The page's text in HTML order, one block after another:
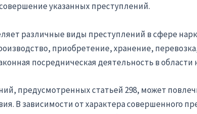
указанных преступлений.
различные виды преступлений в сфере
приобретение, хранение,
посредническая деятельность в области
предусмотренных статьей 298, может
В зависимости от характера совершенного